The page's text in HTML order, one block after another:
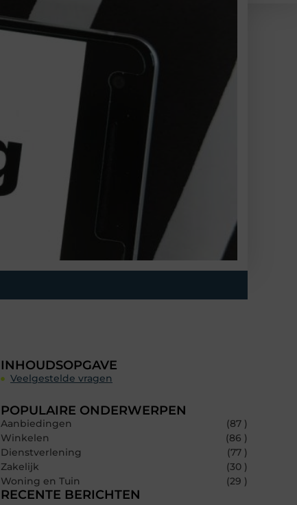
INHOUDSOPGAVE
Veelgestelde vragen
POPULAIRE ONDERWERPEN
Aanbiedingen
(87 )
Winkelen
(86 )
Dienstverlening
(77 )
Zakelijk
(30 )
Woning en Tuin
(29 )
RECENTE BERICHTEN